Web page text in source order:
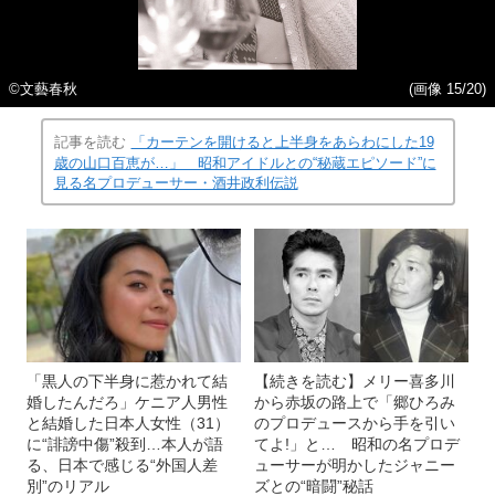
©︎文藝春秋 (画像 15/20)
記事を読む
「カーテンを開けると上半身をあらわにした19
歳の山口百恵が…」 昭和アイドルとの“秘蔵エピソード”に
見る名プロデューサー・酒井政利伝説
「黒人の下半身に惹かれて結
婚したんだろ」ケニア人男性
と結婚した日本人女性（31）
に“誹謗中傷”殺到…本人が語
る、日本で感じる“外国人差
別”のリアル
【続きを読む】メリー喜多川
から赤坂の路上で「郷ひろみ
のプロデュースから手を引い
てよ!」と… 昭和の名プロデ
ューサーが明かしたジャニー
ズとの“暗闘”秘話